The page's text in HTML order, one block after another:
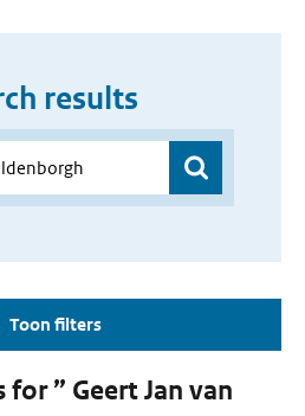
results
Toon filters
” Geert Jan van